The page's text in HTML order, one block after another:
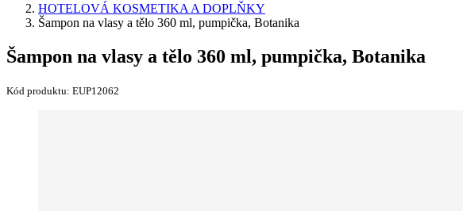
HOTELOVÁ KOSMETIKA A DOPLŇKY
Šampon na vlasy a tělo 360 ml, pumpička, Botanika
Šampon na vlasy a tělo 360 ml, pumpička, Botanika
Kód produktu: EUP12062